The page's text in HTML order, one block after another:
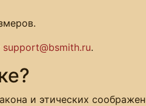
support@bsmith.ru.
и этических